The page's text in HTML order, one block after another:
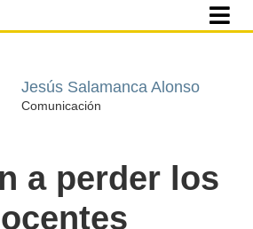
Jesús Salamanca Alonso
Comunicación
a perder los